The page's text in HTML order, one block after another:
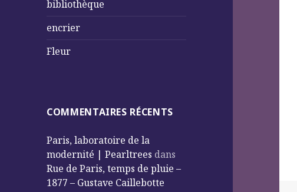
bibliothèque
encrier
Fleur
COMMENTAIRES RÉCENTS
Paris, laboratoire de la
modernité | Pearltrees dans
Rue de Paris, temps de pluie –
1877 – Gustave Caillebotte